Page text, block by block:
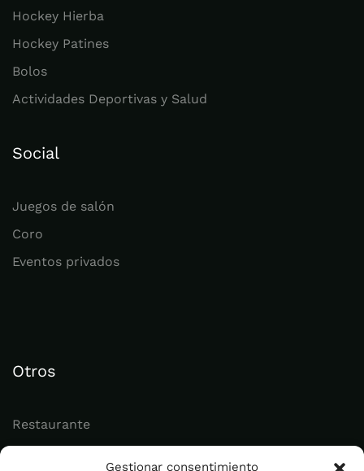
Gestionar consentimiento
Hockey Hierba
Hockey Patines
Bolos
Actividades Deportivas y Salud
Social
Juegos de salón
Coro
Eventos privados
Otros
Restaurante